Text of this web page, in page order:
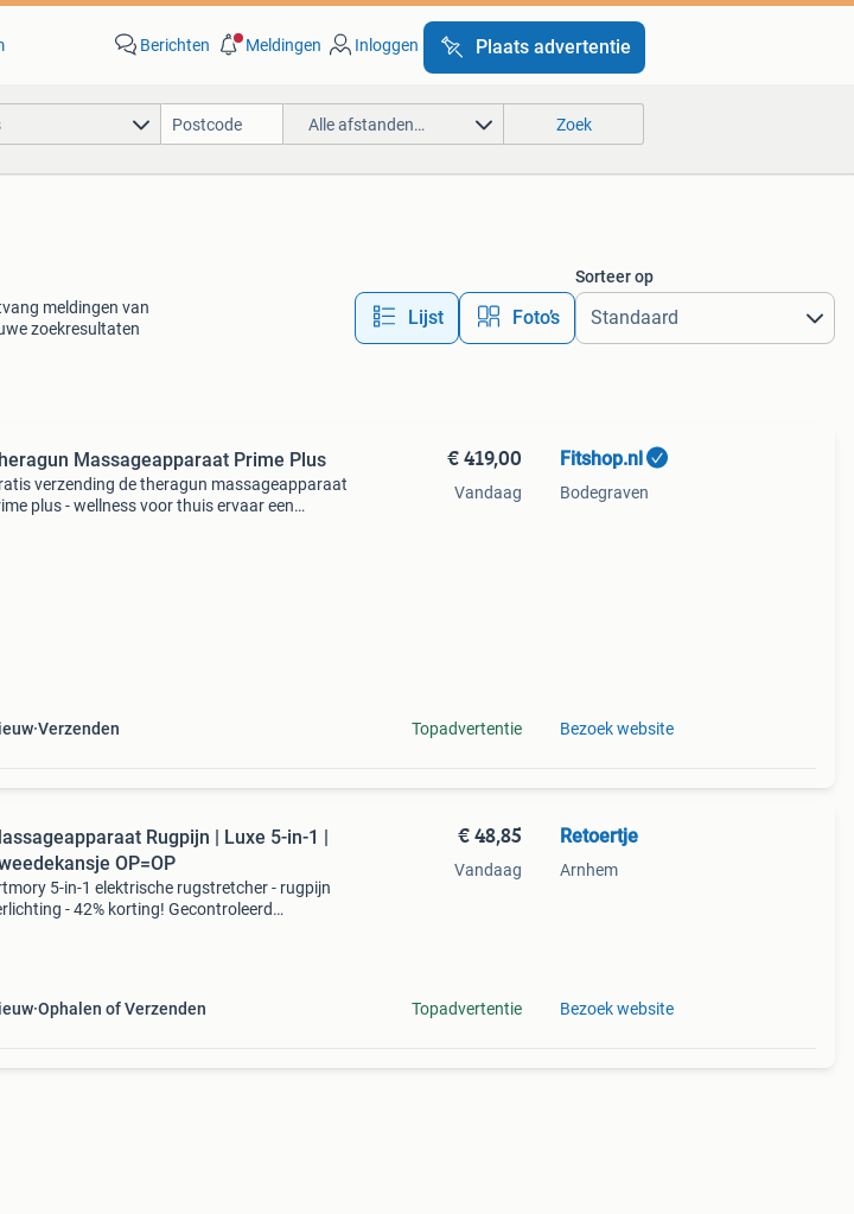
Berichten Meldingen Inloggen Plaats advertentie
Alle afstanden… Zoek
meldingen van
zoekresultaten
Lijst Foto’s
Sorteer op
Massageapparaat Prime Plus
verzending de theragun massageapparaat
plus - wellness voor thuis ervaar een
Verzenden
€ 419,00
Vandaag
Topadvertentie
Fitshop.nl
Bodegraven
Bezoek website
Rugpijn | Luxe 5-in-1 |
OP=OP
5-in-1 elektrische rugstretcher - rugpijn
- 42% korting! Gecontroleerd
Ophalen of Verzenden
€ 48,85
Vandaag
Topadvertentie
Retoertje
Arnhem
Bezoek website